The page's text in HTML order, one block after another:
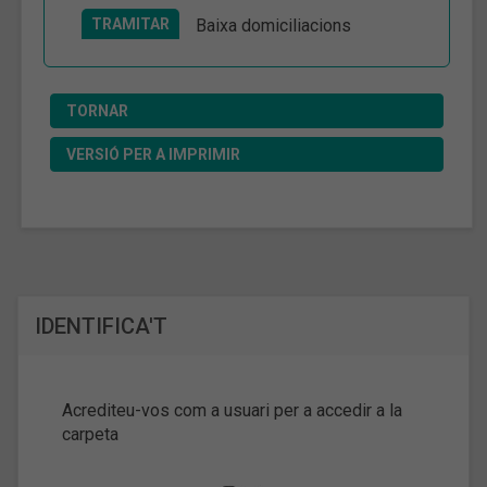
IDENTIFICA'T
Acrediteu-vos com a usuari per a accedir a la
carpeta
TRAMITAR Baixa domiciliacions
TORNAR
VERSIÓ PER A IMPRIMIR